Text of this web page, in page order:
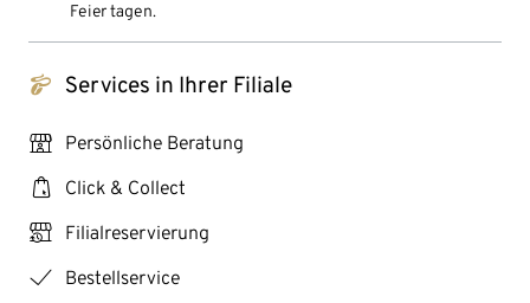
Feiertagen.
tchibo_logo Services in Ihrer Filiale
personal_services Persönliche Beratung
click_collect Click & Collect
click_reserve_store Filialreservierung
checkmark Bestellservice